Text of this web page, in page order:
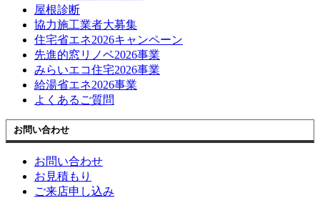
屋根診断
協力施工業者大募集
住宅省エネ2026キャンペーン
先進的窓リノベ2026事業
みらいエコ住宅2026事業
給湯省エネ2026事業
よくあるご質問
お問い合わせ
お問い合わせ
お見積もり
ご来店申し込み